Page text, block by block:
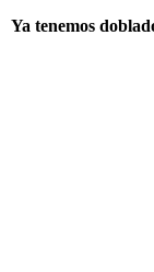
Ya tenemos